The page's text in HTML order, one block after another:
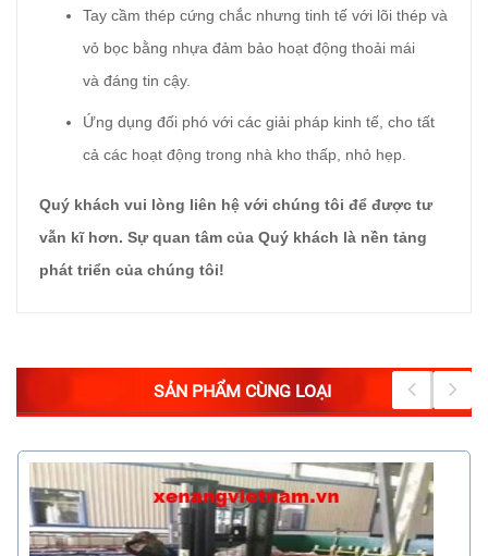
Tay cầm thép cứng chắc nhưng tinh tế với lõi thép và
vỏ bọc bằng nhựa đảm bảo hoạt động thoải mái
và đáng tin cậy.
Ứng dụng đối phó với các giải pháp kinh tế, cho tất
cả các hoạt động trong nhà kho thấp, nhỏ hẹp.
Quý khách vui lòng liên hệ với chúng tôi để được tư
vẫn kĩ hơn. Sự quan tâm của Quý khách là nền tảng
phát triển của chúng tôi!
SẢN PHẨM CÙNG LOẠI